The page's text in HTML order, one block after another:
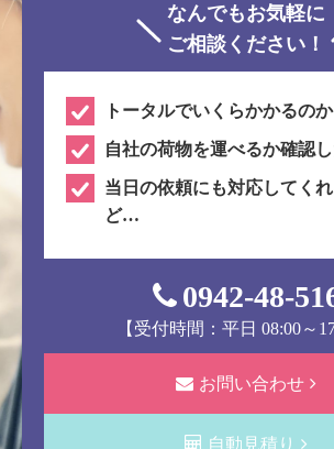
なんでもお気軽に
ご相談ください！
トータルでいくらかかるの
自社の荷物を運べるか確認
当日の依頼にも対応してく
ど…
0942-48-
【受付時間：平日 08:00～
お問い合わせ
自動見積り